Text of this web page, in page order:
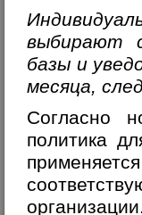
выбирают
базы и
месяца,
Согласно
политика
организации.